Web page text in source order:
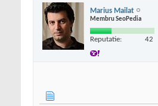
Marius Mailat
Membru SeoPedia
Reputatie: 42